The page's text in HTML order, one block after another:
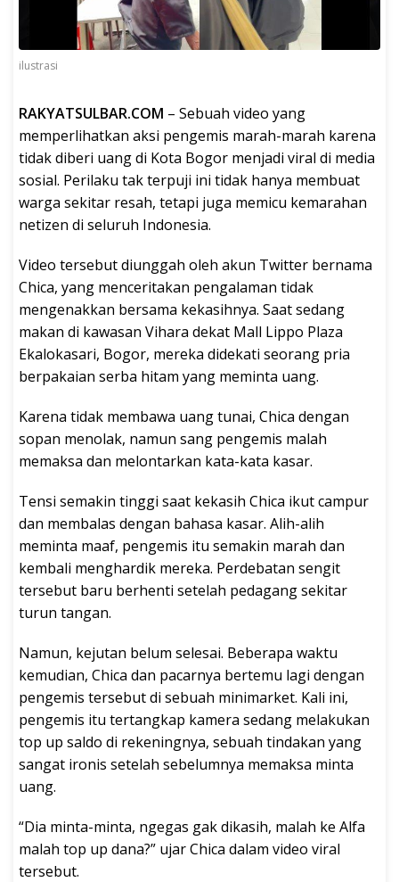
ilustrasi
RAKYATSULBAR.COM – Sebuah video yang
memperlihatkan aksi pengemis marah-marah karena
tidak diberi uang di Kota Bogor menjadi viral di media
sosial. Perilaku tak terpuji ini tidak hanya membuat
warga sekitar resah, tetapi juga memicu kemarahan
netizen di seluruh Indonesia.
Video tersebut diunggah oleh akun Twitter bernama
Chica, yang menceritakan pengalaman tidak
mengenakkan bersama kekasihnya. Saat sedang
makan di kawasan Vihara dekat Mall Lippo Plaza
Ekalokasari, Bogor, mereka didekati seorang pria
berpakaian serba hitam yang meminta uang.
Karena tidak membawa uang tunai, Chica dengan
sopan menolak, namun sang pengemis malah
memaksa dan melontarkan kata-kata kasar.
Tensi semakin tinggi saat kekasih Chica ikut campur
dan membalas dengan bahasa kasar. Alih-alih
meminta maaf, pengemis itu semakin marah dan
kembali menghardik mereka. Perdebatan sengit
tersebut baru berhenti setelah pedagang sekitar
turun tangan.
Namun, kejutan belum selesai. Beberapa waktu
kemudian, Chica dan pacarnya bertemu lagi dengan
pengemis tersebut di sebuah minimarket. Kali ini,
pengemis itu tertangkap kamera sedang melakukan
top up saldo di rekeningnya, sebuah tindakan yang
sangat ironis setelah sebelumnya memaksa minta
uang.
“Dia minta-minta, ngegas gak dikasih, malah ke Alfa
malah top up dana?” ujar Chica dalam video viral
tersebut.